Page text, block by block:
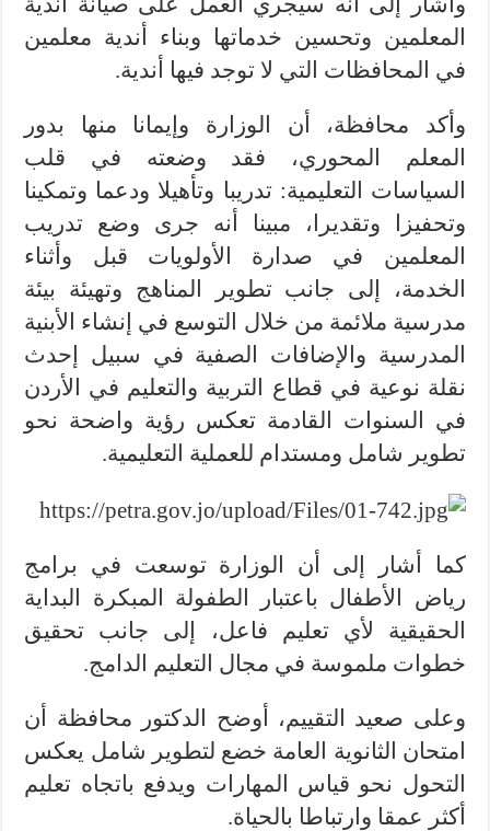
المعلمين وتحسين خدماتها وبناء أندية معلمين
في المحافظات التي لا توجد فيها أندية.
وأكد محافظة، أن الوزارة وإيمانا منها بدور
المعلم المحوري، فقد وضعته في قلب
السياسات التعليمية: تدريبا وتأهيلا ودعما وتمكينا
وتحفيزا وتقديرا، مبينا أنه جرى وضع تدريب
المعلمين في صدارة الأولويات قبل وأثناء
الخدمة، إلى جانب تطوير المناهج وتهيئة بيئة
مدرسية ملائمة من خلال التوسع في إنشاء الأبنية
المدرسية والإضافات الصفية في سبيل إحدث
نقلة نوعية في قطاع التربية والتعليم في الأردن
في السنوات القادمة تعكس رؤية واضحة نحو
تطوير شامل ومستدام للعملية التعليمية.
كما أشار إلى أن الوزارة توسعت في برامج
رياض الأطفال باعتبار الطفولة المبكرة البداية
الحقيقية لأي تعليم فاعل، إلى جانب تحقيق
خطوات ملموسة في مجال التعليم الدامج.
وعلى صعيد التقييم، أوضح الدكتور محافظة أن
امتحان الثانوية العامة خضع لتطوير شامل يعكس
التحول نحو قياس المهارات ويدفع باتجاه تعليم
أكثر عمقا وارتباطا بالحياة.